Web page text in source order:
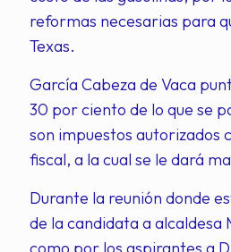
reformas necesarias para
Texas.
García Cabeza de Vaca
30 por ciento de lo que se
son impuestos autorizados
fiscal, a la cual se le dará
Durante la reunión donde
de la candidata a alcaldesa